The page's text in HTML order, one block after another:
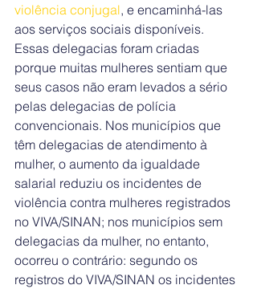
violência conjugal, e encaminhá-las
aos serviços sociais disponíveis.
Essas delegacias foram criadas
porque muitas mulheres sentiam que
seus casos não eram levados a sério
pelas delegacias de polícia
convencionais. Nos municípios que
têm delegacias de atendimento à
mulher, o aumento da igualdade
salarial reduziu os incidentes de
violência contra mulheres registrados
no VIVA/SINAN; nos municípios sem
delegacias da mulher, no entanto,
ocorreu o contrário: segundo os
registros do VIVA/SINAN os incidentes